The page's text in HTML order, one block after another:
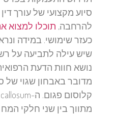
סיוע מקצועי של עורך
להרחבה,תוכלו למצוא
כעזר שימושי. במידה
שיש עילה לתביעה על
נושא חוות הדעת
מדובר באבחון שגוי של
מתווך בין שני חלקי המח